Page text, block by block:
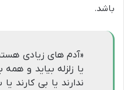
باشد.
«آدم های زیادی
یا زلزله بیاید و
ندارند یا بی کارند